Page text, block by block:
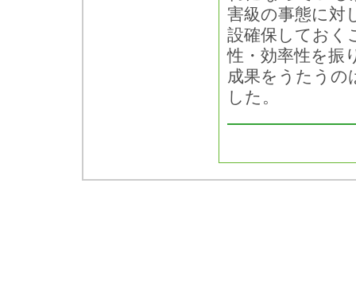
害級の事態に対
設確保しておく
性・効率性を振
成果をうたうの
した。